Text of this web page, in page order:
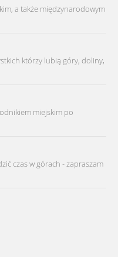
a także międzynarodowym
którzy lubią góry, doliny,
miejskim po
czas w górach - zapraszam